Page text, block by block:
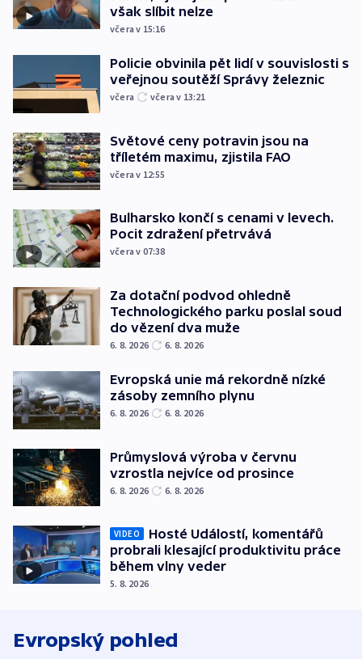
však slíbit nelze
včera v 15:16
Policie obvinila pět lidí v souvislosti s
veřejnou soutěží Správy železnic
včera včera v 13:21
Světové ceny potravin jsou na
tříletém maximu, zjistila FAO
včera v 12:55
Bulharsko končí s cenami v levech.
Pocit zdražení přetrvává
včera v 07:38
Za dotační podvod ohledně
Technologického parku poslal soud
do vězení dva muže
6. 8. 2026 6. 8. 2026
Evropská unie má rekordně nízké
zásoby zemního plynu
6. 8. 2026 6. 8. 2026
Průmyslová výroba v červnu
vzrostla nejvíce od prosince
6. 8. 2026 6. 8. 2026
VIDEO
Hosté Událostí, komentářů
probrali klesající produktivitu práce
během vlny veder
5. 8. 2026
Evropský pohled